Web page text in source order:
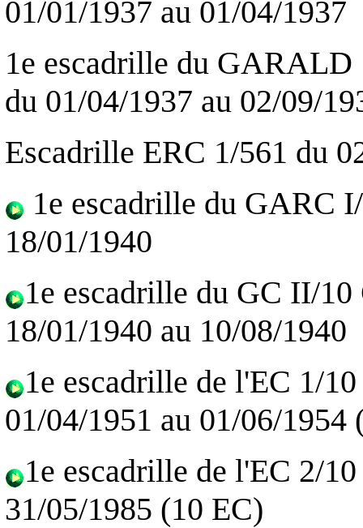
01/01/1937 au 01/04/1937
1e escadrille du GARALD
du 01/04/1937 au 02/09/
Escadrille ERC 1/561 du
1e escadrille du GARC
18/01/1940
1e escadrille du GC II/10
18/01/1940 au 10/08/1940
1e escadrille de l'EC 1/
01/04/1951 au 01/06/1954
1e escadrille de l'EC 2/
31/05/1985 (10 EC)